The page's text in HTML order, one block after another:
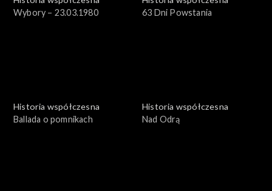
Wybory – 23.03.1980
63 Dni Powstania
Historia współczesna
Ballada o pomnikach
Historia współczesna
Nad Odrą